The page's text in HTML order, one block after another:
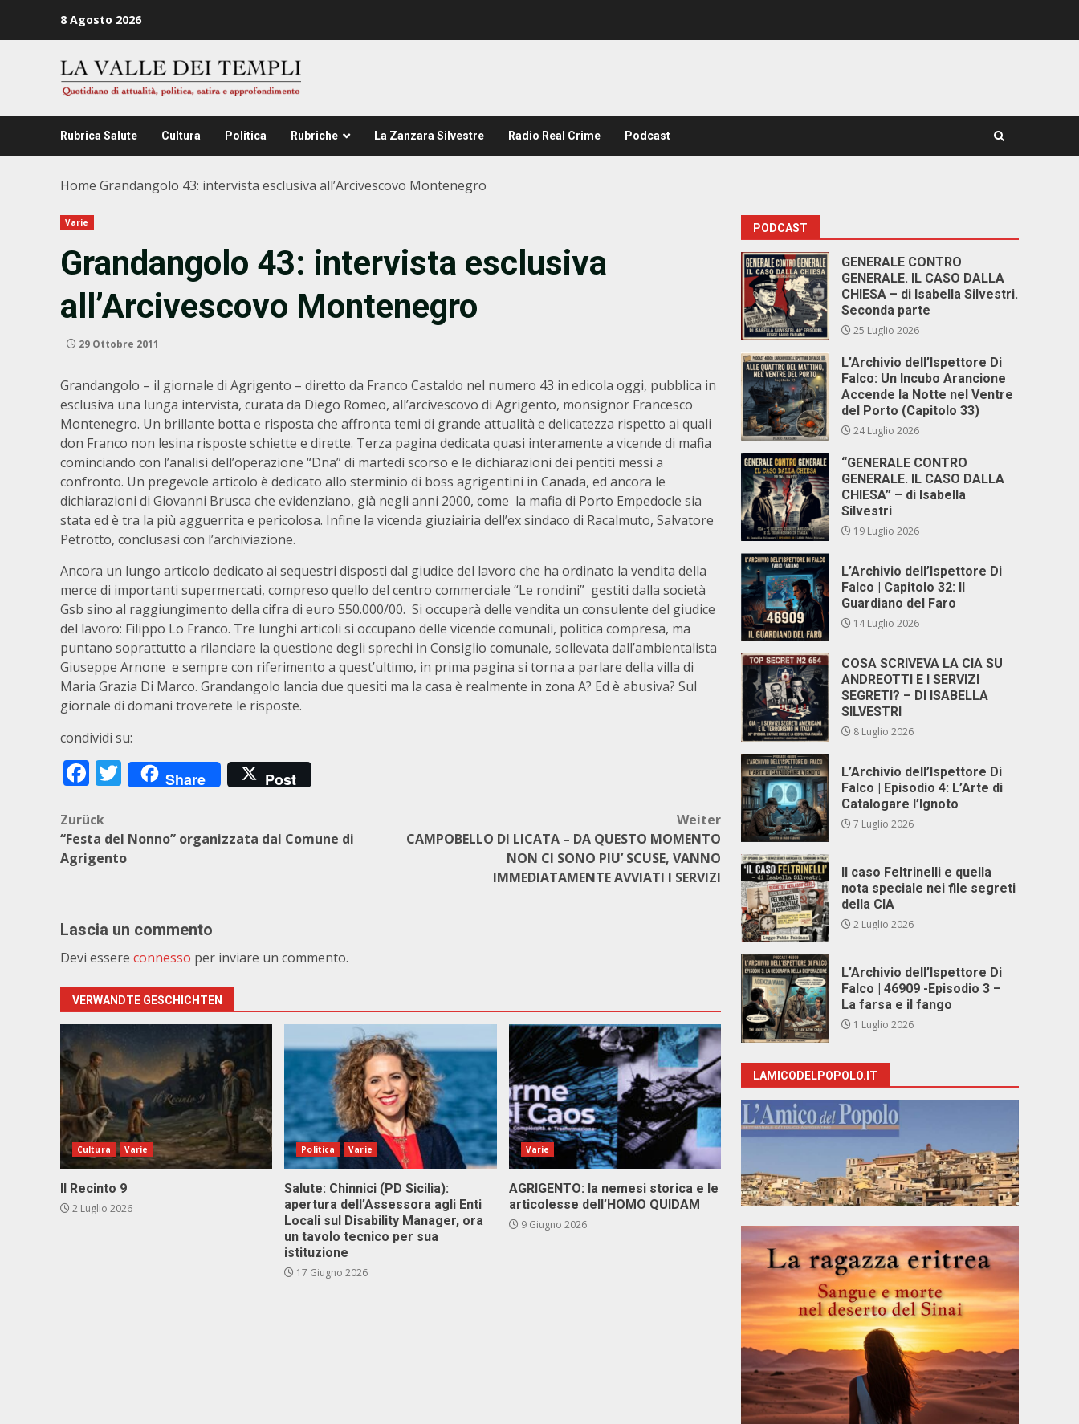
8 Agosto 2026
Rubrica Salute Cultura Politica Rubriche La Zanzara Silvestre Radio Real Crime Podcast
Home Grandangolo 43: intervista esclusiva all’Arcivescovo Montenegro
Varie
Grandangolo 43: intervista esclusiva
all’Arcivescovo Montenegro
29 Ottobre 2011
Grandangolo – il giornale di Agrigento – diretto da Franco Castaldo nel numero 43 in edicola oggi, pubblica in
esclusiva una lunga intervista, curata da Diego Romeo, all’arcivescovo di Agrigento, monsignor Francesco
Montenegro. Un brillante botta e risposta che affronta temi di grande attualità e delicatezza rispetto ai quali
don Franco non lesina risposte schiette e dirette. Terza pagina dedicata quasi interamente a vicende di mafia
cominciando con l’analisi dell’operazione “Dna” di martedì scorso e le dichiarazioni dei pentiti messi a
confronto. Un pregevole articolo è dedicato allo sterminio di boss agrigentini in Canada, ed ancora le
dichiarazioni di Giovanni Brusca che evidenziano, già negli anni 2000, come la mafia di Porto Empedocle sia
stata ed è tra la più agguerrita e pericolosa. Infine la vicenda giuziairia dell’ex sindaco di Racalmuto, Salvatore
Petrotto, conclusasi con l’archiviazione.
Ancora un lungo articolo dedicato ai sequestri disposti dal giudice del lavoro che ha ordinato la vendita della
merce di importanti supermercati, compreso quello del centro commerciale “Le rondini” gestiti dalla società
Gsb sino al raggiungimento della cifra di euro 550.000/00. Si occuperà delle vendita un consulente del giudice
del lavoro: Filippo Lo Franco. Tre lunghi articoli si occupano delle vicende comunali, politica compresa, ma
puntano soprattutto a rilanciare la questione degli sprechi in Consiglio comunale, sollevata dall’ambientalista
Giuseppe Arnone e sempre con riferimento a quest’ultimo, in prima pagina si torna a parlare della villa di
Maria Grazia Di Marco. Grandangolo lancia due quesiti ma la casa è realmente in zona A? Ed è abusiva? Sul
giornale di domani troverete le risposte.
condividi su:
Facebook
Twitter
Share Post
Beitragsnavigation
Zurück
“Festa del Nonno” organizzata dal Comune di
Agrigento
Weiter
CAMPOBELLO DI LICATA – DA QUESTO MOMENTO
NON CI SONO PIU’ SCUSE, VANNO
IMMEDIATAMENTE AVVIATI I SERVIZI
Lascia un commento
Devi essere connesso per inviare un commento.
VERWANDTE GESCHICHTEN
Cultura Varie
Il Recinto 9
2 Luglio 2026
Politica Varie
Salute: Chinnici (PD Sicilia):
apertura dell’Assessora agli Enti
Locali sul Disability Manager, ora
un tavolo tecnico per sua
istituzione
17 Giugno 2026
Varie
AGRIGENTO: la nemesi storica e le
articolesse dell’HOMO QUIDAM
9 Giugno 2026
PODCAST
GENERALE CONTRO
GENERALE. IL CASO DALLA
CHIESA – di Isabella Silvestri.
Seconda parte
25 Luglio 2026
L’Archivio dell’Ispettore Di
Falco: Un Incubo Arancione
Accende la Notte nel Ventre
del Porto (Capitolo 33)
24 Luglio 2026
“GENERALE CONTRO
GENERALE. IL CASO DALLA
CHIESA” – di Isabella
Silvestri
19 Luglio 2026
L’Archivio dell’Ispettore Di
Falco | Capitolo 32: Il
Guardiano del Faro
14 Luglio 2026
COSA SCRIVEVA LA CIA SU
ANDREOTTI E I SERVIZI
SEGRETI? – DI ISABELLA
SILVESTRI
8 Luglio 2026
L’Archivio dell’Ispettore Di
Falco | Episodio 4: L’Arte di
Catalogare l’Ignoto
7 Luglio 2026
Il caso Feltrinelli e quella
nota speciale nei file segreti
della CIA
2 Luglio 2026
L’Archivio dell’Ispettore Di
Falco | 46909 -Episodio 3 –
La farsa e il fango
1 Luglio 2026
LAMICODELPOPOLO.IT